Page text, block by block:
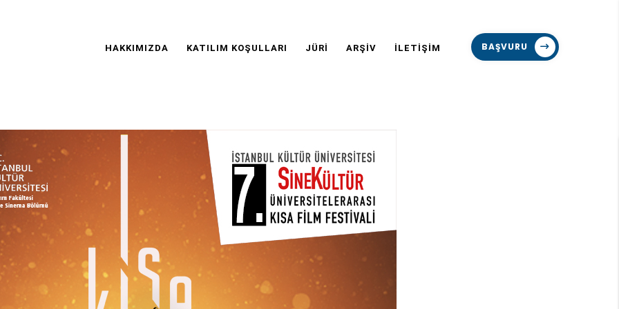
Navigation
HAKKIMIZDA KATILIM KOŞULLARI JÜRİ ARŞİV İLETİŞİM BAŞVURU